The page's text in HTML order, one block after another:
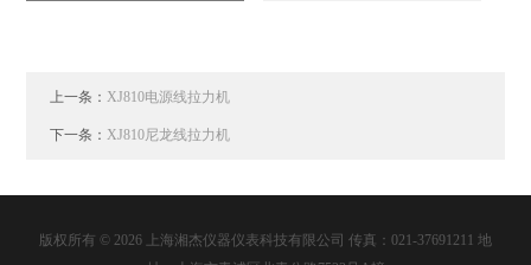
上一条：XJ810电源线拉力机
下一条：XJ810尼龙线拉力机
版权所有 © 2026 上海湘杰仪器仪表科技有限公司 传真：021-37691211 地